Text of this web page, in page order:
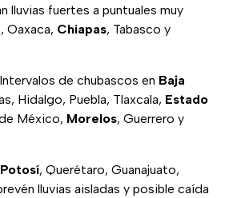
lluvias fuertes a puntuales muy
, Oaxaca, Chiapas, Tabasco y
de chubascos en Baja
Hidalgo, Puebla, Tlaxcala, Estado
México, Morelos, Guerrero y
, Querétaro, Guanajuato,
lluvias aisladas y posible caída